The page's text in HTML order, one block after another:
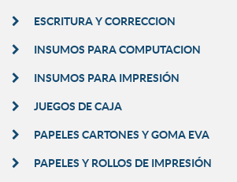
ESCRITURA Y CORRECCION
INSUMOS PARA COMPUTACION
INSUMOS PARA IMPRESIÓN
JUEGOS DE CAJA
PAPELES CARTONES Y GOMA EVA
PAPELES Y ROLLOS DE IMPRESIÓN